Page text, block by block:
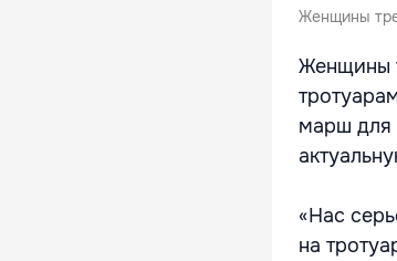
Женщины
Женщины
марш для
«Нас
на